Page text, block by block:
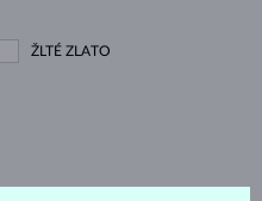
ŽLTÉ ZLATO